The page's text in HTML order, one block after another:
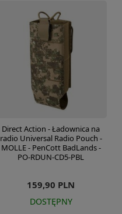
Direct Action - Ładownica na
radio Universal Radio Pouch -
MOLLE - PenCott BadLands -
PO-RDUN-CD5-PBL
159,90 PLN
DOSTĘPNY